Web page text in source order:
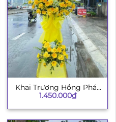
Khai Trương Hồng Phát
003
1.450.000₫